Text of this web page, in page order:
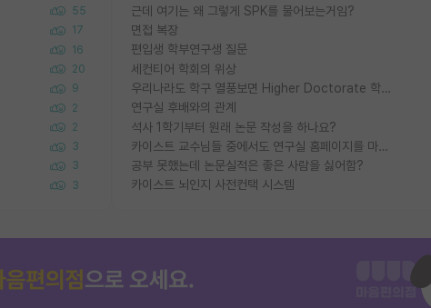
55
17
16
20
9
2
2
3
3
3
근데 여기는 왜 그렇게 SPK를 물어보는거임?
면접 복장
편입생 학부연구생 질문
세컨티어 학회의 위상
우리나라도 학구 열풍보면 Higher Doctorate 학위가 필요하다고 봅니다.
연구실 후배와의 관계
석사 1학기부터 원래 논문 작성을 하나요?
카이스트 교수님들 중에서도 연구실 홈페이지를 마련 안 하신 분들이 계시던데
공부 못했는데 논문실적은 좋은 사람을 싫어함?
카이스트 뇌인지 사전컨택 시스템